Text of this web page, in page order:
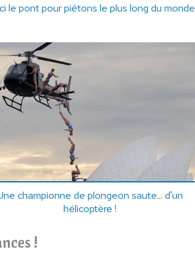
le pont pour piétons le plus long du monde
championne de plongeon saute... d'un
hélicoptère !
!